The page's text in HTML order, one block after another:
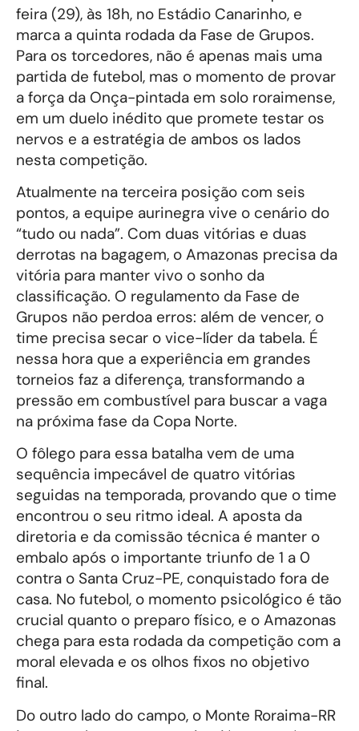
feira (29), às 18h, no Estádio Canarinho, e
marca a quinta rodada da Fase de Grupos.
Para os torcedores, não é apenas mais uma
partida de futebol, mas o momento de provar
a força da Onça-pintada em solo roraimense,
em um duelo inédito que promete testar os
nervos e a estratégia de ambos os lados
nesta competição.
Atualmente na terceira posição com seis
pontos, a equipe aurinegra vive o cenário do
“tudo ou nada”. Com duas vitórias e duas
derrotas na bagagem, o Amazonas precisa da
vitória para manter vivo o sonho da
classificação. O regulamento da Fase de
Grupos não perdoa erros: além de vencer, o
time precisa secar o vice-líder da tabela. É
nessa hora que a experiência em grandes
torneios faz a diferença, transformando a
pressão em combustível para buscar a vaga
na próxima fase da Copa Norte.
O fôlego para essa batalha vem de uma
sequência impecável de quatro vitórias
seguidas na temporada, provando que o time
encontrou o seu ritmo ideal. A aposta da
diretoria e da comissão técnica é manter o
embalo após o importante triunfo de 1 a 0
contra o Santa Cruz-PE, conquistado fora de
casa. No futebol, o momento psicológico é tão
crucial quanto o preparo físico, e o Amazonas
chega para esta rodada da competição com a
moral elevada e os olhos fixos no objetivo
final.
Do outro lado do campo, o Monte Roraima-RR